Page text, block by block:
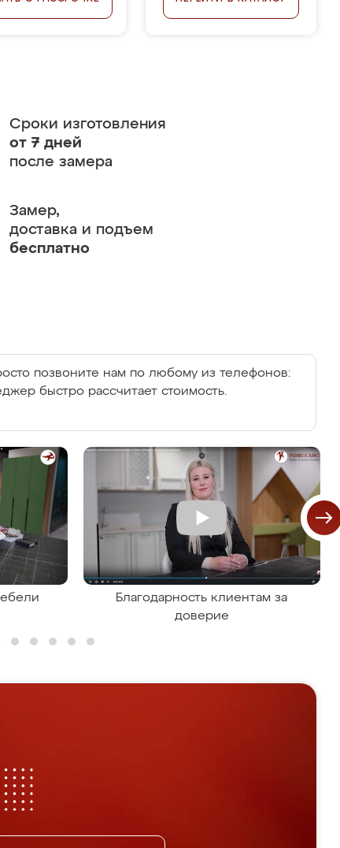
Сроки изготовления
от 7 дней
после замера
Замер,
доставка и подъем
бесплатно
позвоните нам по любому из телефонов:
быстро рассчитает стоимость.
Благодарность клиентам за
доверие